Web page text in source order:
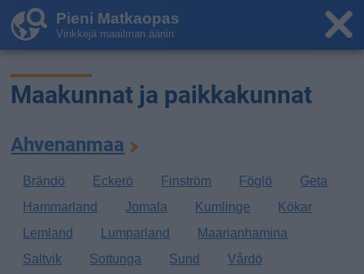
Pieni Matkaopas
Vinkkejä maailman ääriin
Maakunnat ja paikkakunnat
Ahvenanmaa
Brändö Eckerö Finström Föglö
Geta
Hammarland
Jomala Kumlinge
Kökar
Lemland
Lumparland
Maarianhamina
Saltvik
Sottunga Sund Vårdö